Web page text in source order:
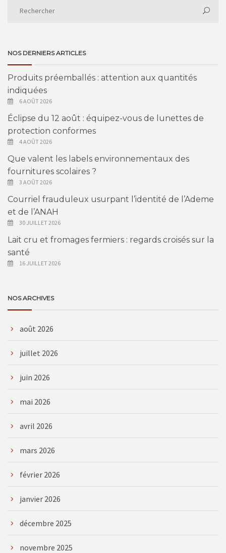
NOS DERNIERS ARTICLES
Produits préemballés : attention aux quantités
indiquées
6 AOÛT 2026
Éclipse du 12 août : équipez-vous de lunettes de
protection conformes
4 AOÛT 2026
Que valent les labels environnementaux des
fournitures scolaires ?
3 AOÛT 2026
Courriel frauduleux usurpant l’identité de l’Ademe
et de l’ANAH
30 JUILLET 2026
Lait cru et fromages fermiers : regards croisés sur la
santé
16 JUILLET 2026
NOS ARCHIVES
août 2026
juillet 2026
juin 2026
mai 2026
avril 2026
mars 2026
février 2026
janvier 2026
décembre 2025
novembre 2025